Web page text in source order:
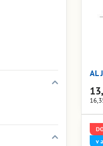
AL
v